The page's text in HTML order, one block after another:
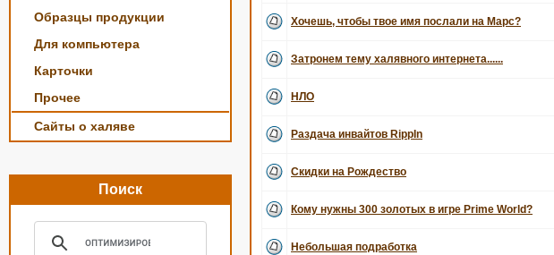
Образцы продукции
Для компьютера
Карточки
Прочее
Сайты о халяве
Поиск
Хочешь, чтобы твое имя послали на Марс?
Затронем тему халявного интернета......
НЛО
Раздача инвайтов RippIn
Скидки на Рождество
Кому нужны 300 золотых в игре Prime World?
Небольшая подработка